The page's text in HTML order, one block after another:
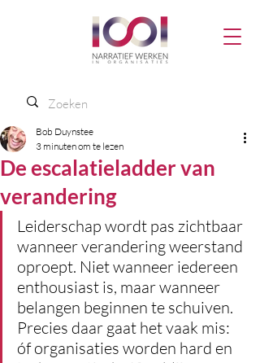
De escalatieladder van
verandering
Bob Duynstee
3 minuten om te lezen
Leiderschap wordt pas zichtbaar
wanneer verandering weerstand
oproept. Niet wanneer iedereen
enthousiast is, maar wanneer
belangen beginnen te schuiven.
Precies daar gaat het vaak mis:
óf organisaties worden hard en